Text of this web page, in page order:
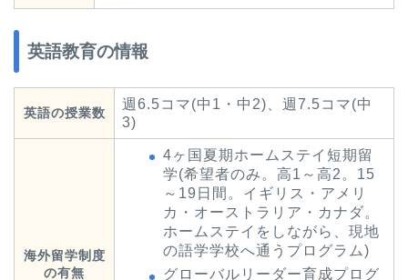
英語教育の情報
英語の授業数
週6.5コマ(中1・中2)、週7.5コマ(中
3)
海外留学制度
の有無
4ヶ国夏期ホームステイ短期留
学(希望者のみ。高1～高2。15
～19日間。イギリス・アメリ
カ・オーストラリア・カナダ。
ホームステイをしながら、現地
の語学学校へ通うプログラム)
グローバルリーダー育成プログ